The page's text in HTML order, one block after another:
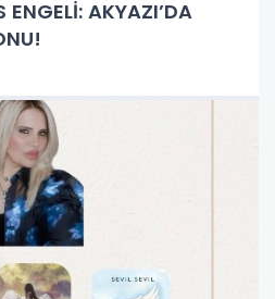
ENGELİ: AKYAZI’DA